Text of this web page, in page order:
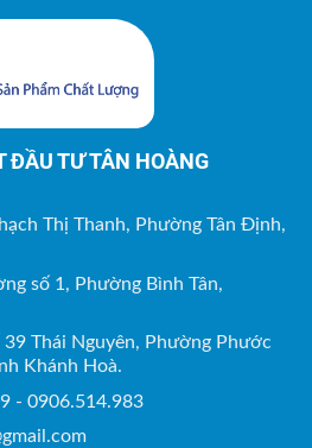
ĐẦU TƯ TÂN HOÀNG
Thị Thanh, Phường Tân Định,
số 1, Phường Bình Tân,
Thái Nguyên, Phường Phước
Khánh Hoà.
- 0906.514.983